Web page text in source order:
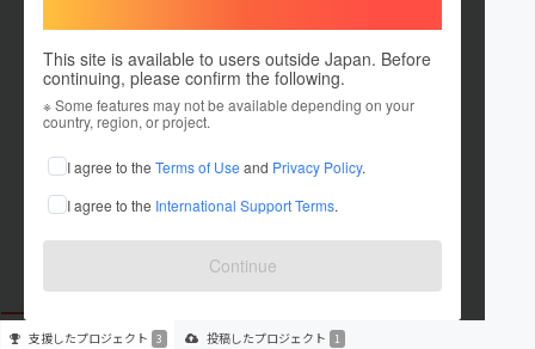
This site is available to users outside Japan. Before
continuing, please confirm the following.
※ Some features may not be available depending on your
country, region, or project.
I agree to the Terms of Use and Privacy Policy.
I agree to the International Support Terms.
Continue
Little Bay coffee & icecream
これまでに3回支援して1件のプロジェクトを投稿しています
在住国：日本 現在地：鹿児島県
出身国：日本 出身地：香川県
支援したプロジェクト 3 投稿したプロジェクト 1